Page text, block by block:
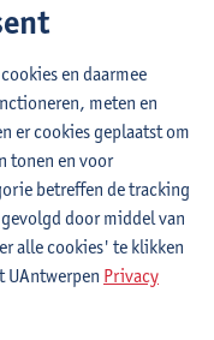
en daarmee
meten en
er cookies geplaatst om
tonen en voor
betreffen de tracking
door middel van
alle cookies' te klikken
UAntwerpen Privacy